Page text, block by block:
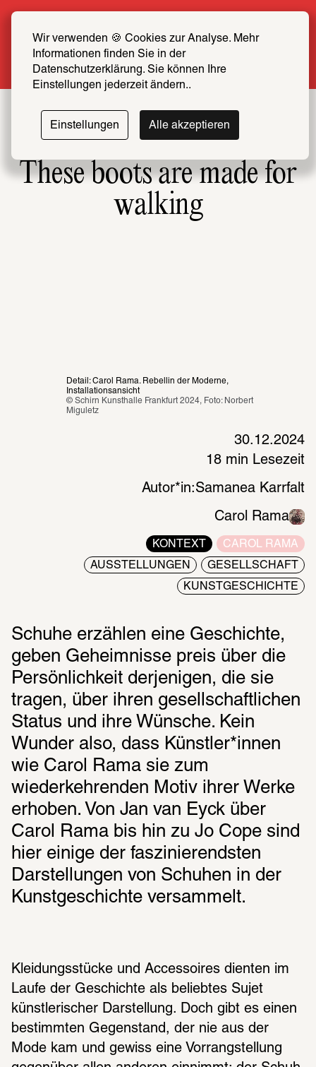
Wir verwenden 🍪 Cookies zur Analyse. Mehr
Informationen finden Sie in der
Datenschutzerklärung. Sie können Ihre
Einstellungen jederzeit ändern..
Einstellungen Alle akzeptieren
SCHIRN FREUND*IN werden
Mehr erfahren
These boots are made for
walking
Detail: Carol Rama. Rebellin der Moderne,
Installationsansicht
© Schirn Kunsthalle Frankfurt 2024, Foto: Norbert
Miguletz
30.12.2024
18 min Lesezeit
Autor*in:Sama­nea Karr­falt
Carol Rama
KONTEXT CAROL RAMA
AUSSTELLUNGEN GESELLSCHAFT
KUNSTGESCHICHTE
Schuhe erzählen eine Geschichte,
geben Geheimnisse preis über die
Persönlichkeit derjenigen, die sie
tragen, über ihren gesellschaftlichen
Status und ihre Wünsche. Kein
Wunder also, dass Künstler*innen
wie Carol Rama sie zum
wiederkehrenden Motiv ihrer Werke
erhoben. Von Jan van Eyck über
Carol Rama bis hin zu Jo Cope sind
hier einige der faszinierendsten
Darstellungen von Schuhen in der
Kunstgeschichte versammelt.
Klei­dungs­stü­cke und Acces­soires dien­ten im
Laufe der Geschichte als belieb­tes Sujet
künst­le­ri­scher Darstel­lung. Doch gibt es einen
bestimm­ten Gegen­stand, der nie aus der
Mode kam und gewiss eine Vorrang­stel­lung